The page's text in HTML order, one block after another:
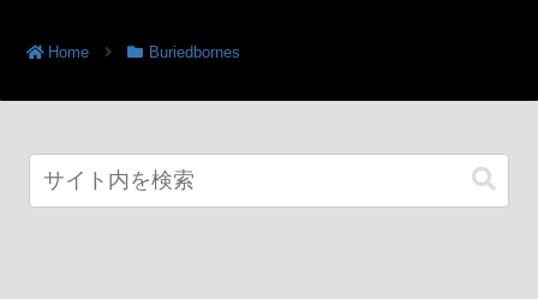
Home Buriedbornes